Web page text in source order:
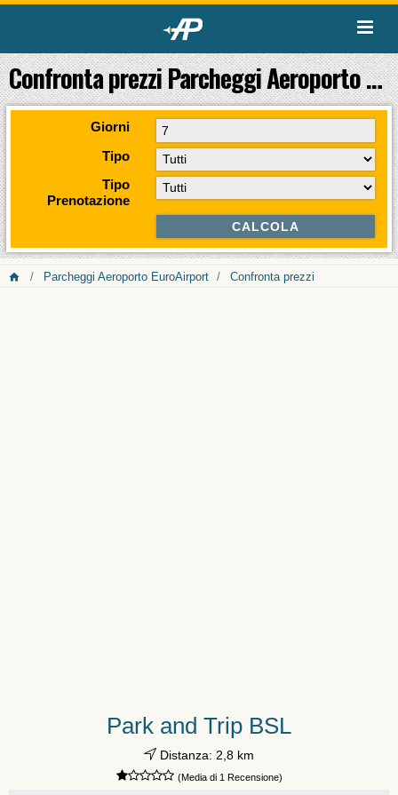
Confronta prezzi Parcheggi Aeroporto EuroAirport
Giorni
Tipo
Tipo
Prenotazione
Parcheggi Aeroporto EuroAirport Confronta prezzi
Park and Trip BSL
Distanza: 2,8 km
(Media di 1 Recensione)